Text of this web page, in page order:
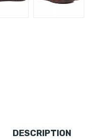
DESCRIPTION